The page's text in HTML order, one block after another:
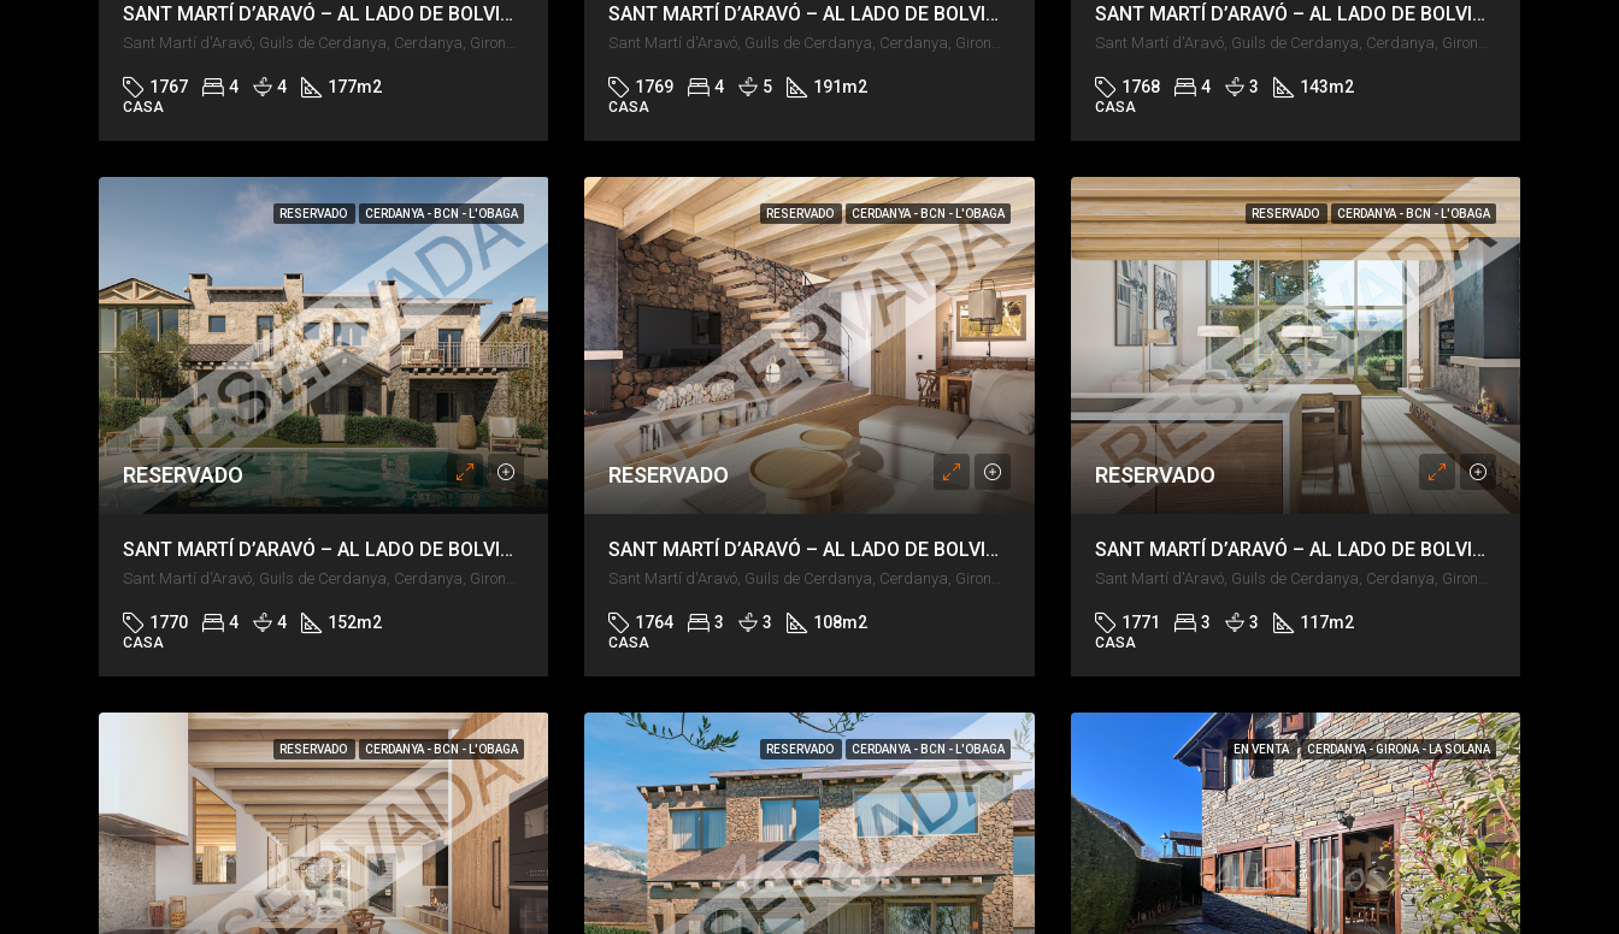
SANT MARTÍ D’ARAVÓ – AL LADO DE BOLVIR – JARDÍN Y PISCINA
1767 4 4 177m2
CASA
SANT MARTÍ D’ARAVÓ – AL LADO DE BOLVIR – JARDÍN Y PISCINA
1769 4 5 191m2
CASA
SANT MARTÍ D’ARAVÓ – AL LADO DE BOLVIR – JARDÍN Y PISCINA
1768 4 3 143m2
CASA
RESERVADO CERDANYA - BCN - L'OBAGA
RESERVADO
SANT MARTÍ D’ARAVÓ – AL LADO DE BOLVIR – JARDÍN Y PISCINA
Sant Martí d'Aravó, Guils de Cerdanya, Cerdanya, Girona, Catalunya, 17520, España
1770 4 4 152m2
CASA
RESERVADO CERDANYA - BCN - L'OBAGA
RESERVADO
SANT MARTÍ D’ARAVÓ – AL LADO DE BOLVIR – JARDÍN Y PISCINA
Sant Martí d'Aravó, Guils de Cerdanya, Cerdanya, Girona, Catalunya, 17520, España
1764 3 3 108m2
CASA
RESERVADO CERDANYA - BCN - L'OBAGA
RESERVADO
SANT MARTÍ D’ARAVÓ – AL LADO DE BOLVIR – JARDÍN Y PISCINA
Sant Martí d'Aravó, Guils de Cerdanya, Cerdanya, Girona, Catalunya, 17520, España
1771 3 3 117m2
CASA
RESERVADO CERDANYA - BCN - L'OBAGA RESERVADO CERDANYA - BCN - L'OBAGA EN VENTA CERDANYA - GIRONA - LA SOLANA